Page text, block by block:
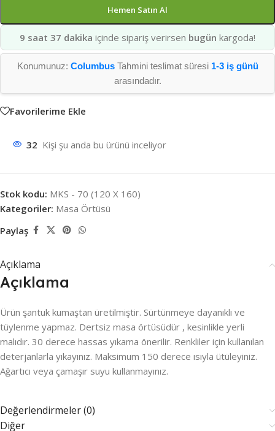
Hemen Satın Al
9 saat 37 dakika içinde sipariş verirsen bugün kargoda!
Konumunuz: ColumbusTahmini teslimat süresi 1-3 iş günü
arasındadır.
Favorilerime Ekle
32 Kişi şu anda bu ürünü inceliyor
Stok kodu: MKS - 70 (120 X 160)
Kategoriler: Masa Örtüsü
Paylaş
Açıklama
Açıklama
Ürün şantuk kumaştan üretilmiştir. Sürtünmeye dayanıklı ve
tüylenme yapmaz. Dertsiz masa örtüsüdür , kesinlikle yerli
malıdır. 30 derece hassas yıkama önerilir. Renkliler için kullanılan
deterjanlarla yıkayınız. Maksimum 150 derece ısıyla ütüleyiniz.
Ağartıcı veya çamaşır suyu kullanmayınız.
Değerlendirmeler (0)
Diğer